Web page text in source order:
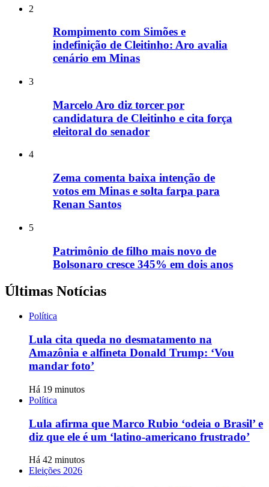
2
Rompimento com Simões e
indefinição de Cleitinho: Aro avalia
cenário em Minas
3
Marcelo Aro diz torcer por
candidatura de Cleitinho e cita força
eleitoral do senador
4
Zema comenta baixa intenção de
votos em Minas e solta farpa para
Renan Santos
5
Patrimônio de filho mais novo de
Bolsonaro cresce 345% em dois anos
Últimas Notícias
Política
Lula cita queda no desmatamento na
Amazônia e alfineta Donald Trump: ‘Vou
mandar foto’
Há 19 minutos
Política
Lula afirma que Marco Rubio ‘odeia o Brasil’ e
diz que ele é um ‘latino-americano frustrado’
Há 42 minutos
Eleições 2026